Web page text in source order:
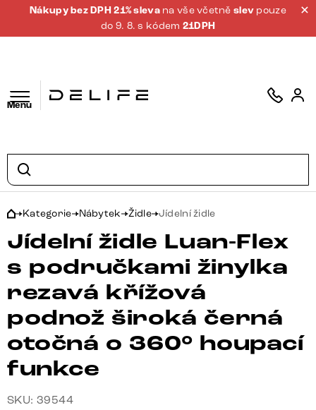
Nákupy bez DPH 21% sleva na vše včetněslev pouze
do 9. 8. s kódem 21DPH
Menu
Kategorie Nábytek Židle Jídelní židle
Jídelní židle Luan-Flex
s područkami žinylka
rezavá křížová
podnož široká černá
otočná o 360° houpací
funkce
SKU: 39544